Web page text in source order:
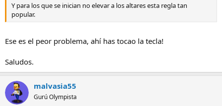
Y para los que se inician no elevar a los altares esta regla tan
popular.
Ese es el peor problema, ahí has tocao la tecla!
Saludos.
malvasia55
Gurú Olympista